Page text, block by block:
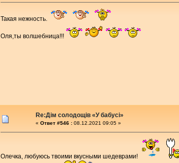
Такая нежность.
Оля,ты волшебница!!!
Re:Дім солодощів «У бабусі»
« Ответ #546 : 08.12.2021 09:05 »
Олечка, любуюсь твоими вкусными шедеврами!